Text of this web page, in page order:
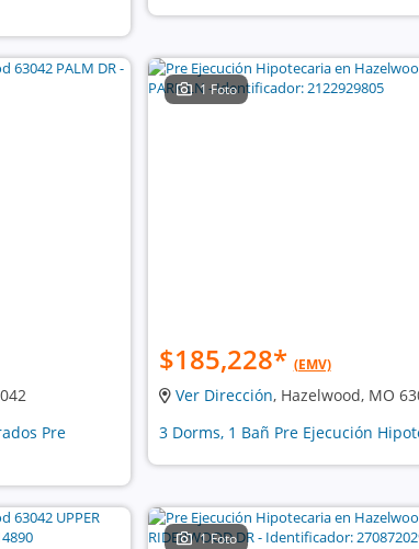
Pre
1 Foto
$185,228* (EMV)
Ver Dirección, Hazelwood, MO
3 Dorms, 1 Bañ Pre Ejecución
1 Foto